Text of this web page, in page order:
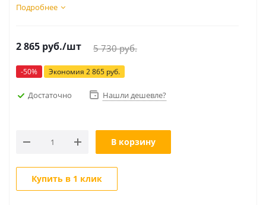
Подробнее
2 865 руб./шт 5 730руб.
-50% Экономия 2 865 руб.
Достаточно Нашли дешевле?
В корзину
Купить в 1 клик